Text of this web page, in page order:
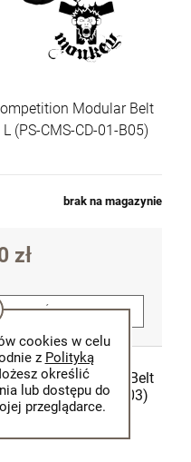
cookies w celu
z Polityką
określić
lub dostępu do
przeglądarce.
Modular Belt
(PS-CMS-CD-01-B05)
brak na magazynie
zł
Modular Belt
(PS-CMS-CD-01-B03)